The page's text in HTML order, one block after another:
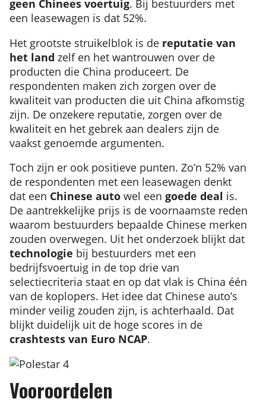
geen Chinees voertuig. Bij bestuurders met
een leasewagen is dat 52%.
Het grootste struikelblok is de reputatie van
het land zelf en het wantrouwen over de
producten die China produceert. De
respondenten maken zich zorgen over de
kwaliteit van producten die uit China afkomstig
zijn. De onzekere reputatie, zorgen over de
kwaliteit en het gebrek aan dealers zijn de
vaakst genoemde argumenten.
Toch zijn er ook positieve punten. Zo’n 52% van
de respondenten met een leasewagen denkt
dat een Chinese auto wel een goede deal is.
De aantrekkelijke prijs is de voornaamste reden
waarom bestuurders bepaalde Chinese merken
zouden overwegen. Uit het onderzoek blijkt dat
technologie bij bestuurders met een
bedrijfsvoertuig in de top drie van
selectiecriteria staat en op dat vlak is China één
van de koplopers. Het idee dat Chinese auto’s
minder veilig zouden zijn, is achterhaald. Dat
blijkt duidelijk uit de hoge scores in de
crashtests van Euro NCAP.
Vooroordelen